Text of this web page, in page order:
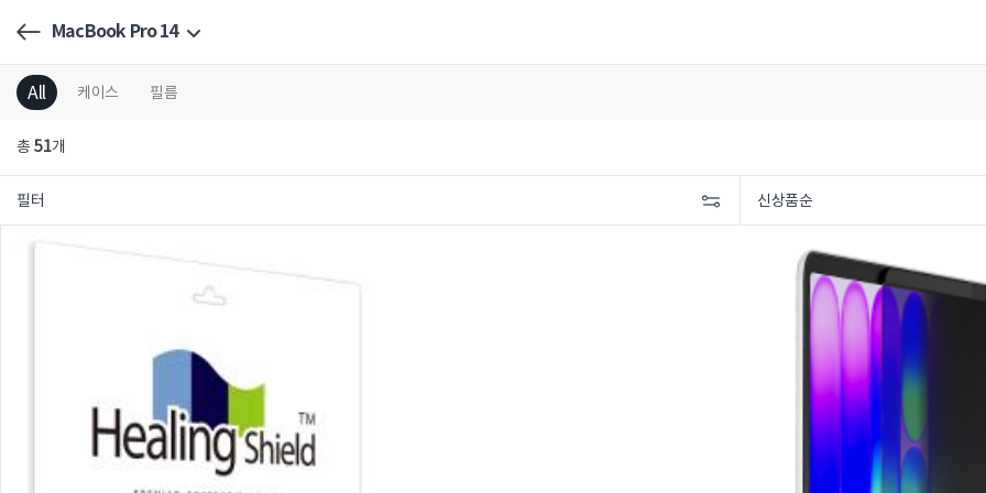
MacBook Pro 14
All 케이스 필름
총 51개
필터